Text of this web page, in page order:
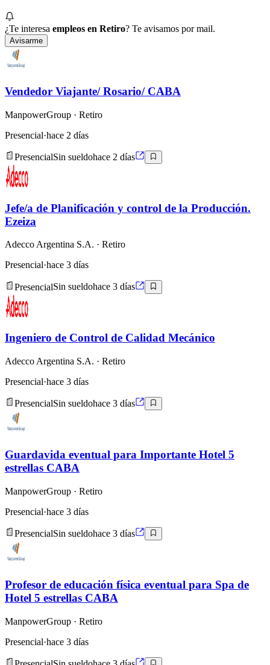
¿Te interesa empleos en Retiro? Te avisamos por mail.
Avisarme
Vendedor Viajante/ Rosario/ CABA
ManpowerGroup · Retiro
Presencial·hace 2 días
PresencialSin sueldohace 2 días
Jefe/a de Planificación y control de la Producción.
Ezeiza
Adecco Argentina S.A. · Retiro
Presencial·hace 3 días
PresencialSin sueldohace 3 días
Ingeniero de Control de Calidad Mecánico
Adecco Argentina S.A. · Retiro
Presencial·hace 3 días
PresencialSin sueldohace 3 días
Guardavida eventual para Importante Hotel 5
estrellas CABA
ManpowerGroup · Retiro
Presencial·hace 3 días
PresencialSin sueldohace 3 días
Profesor de educación física eventual para Spa de
Hotel 5 estrellas CABA
ManpowerGroup · Retiro
Presencial·hace 3 días